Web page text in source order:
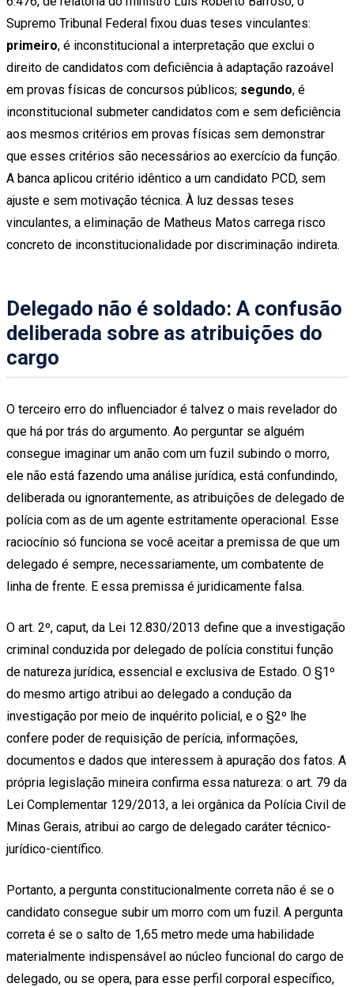
Supremo Tribunal Federal fixou duas teses vinculantes:
primeiro, é inconstitucional a interpretação que exclui o
direito de candidatos com deficiência à adaptação razoável
em provas físicas de concursos públicos; segundo, é
inconstitucional submeter candidatos com e sem deficiência
aos mesmos critérios em provas físicas sem demonstrar
que esses critérios são necessários ao exercício da função.
A banca aplicou critério idêntico a um candidato PCD, sem
ajuste e sem motivação técnica. À luz dessas teses
vinculantes, a eliminação de Matheus Matos carrega risco
concreto de inconstitucionalidade por discriminação indireta.
Delegado não é soldado: A confusão
deliberada sobre as atribuições do
cargo
O terceiro erro do influenciador é talvez o mais revelador do
que há por trás do argumento. Ao perguntar se alguém
consegue imaginar um anão com um fuzil subindo o morro,
ele não está fazendo uma análise jurídica, está confundindo,
deliberada ou ignorantemente, as atribuições de delegado de
polícia com as de um agente estritamente operacional. Esse
raciocínio só funciona se você aceitar a premissa de que um
delegado é sempre, necessariamente, um combatente de
linha de frente. E essa premissa é juridicamente falsa.
O art. 2º, caput, da Lei 12.830/2013 define que a investigação
criminal conduzida por delegado de polícia constitui função
de natureza jurídica, essencial e exclusiva de Estado. O §1º
do mesmo artigo atribui ao delegado a condução da
investigação por meio de inquérito policial, e o §2º lhe
confere poder de requisição de perícia, informações,
documentos e dados que interessem à apuração dos fatos. A
própria legislação mineira confirma essa natureza: o art. 79 da
Lei Complementar 129/2013, a lei orgânica da Polícia Civil de
Minas Gerais, atribui ao cargo de delegado caráter técnico-
jurídico-científico.
Portanto, a pergunta constitucionalmente correta não é se o
candidato consegue subir um morro com um fuzil. A pergunta
correta é se o salto de 1,65 metro mede uma habilidade
materialmente indispensável ao núcleo funcional do cargo de
delegado, ou se opera, para esse perfil corporal específico,